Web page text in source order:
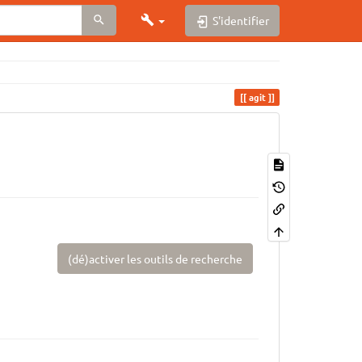
S'identifier
agit
(dé)activer les outils de recherche